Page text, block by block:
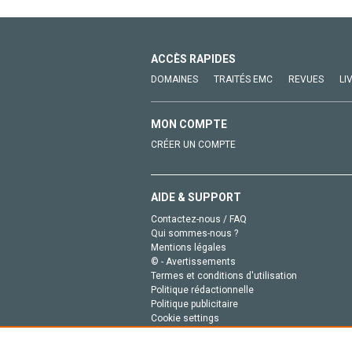
ACCÈS RAPIDES
DOMAINES TRAITÉS EMC REVUES
MON COMPTE
CRÉER UN COMPTE
AIDE & SUPPORT
Contactez-nous / FAQ
Qui sommes-nous ?
Mentions légales
© - Avertissements
Termes et conditions d'utilisation
Politique rédactionnelle
Politique publicitaire
Cookie settings